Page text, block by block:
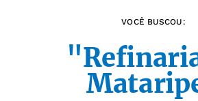
VOCÊ BUSCOU: